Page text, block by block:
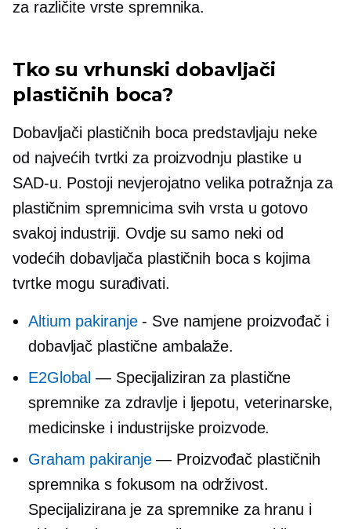
za različite vrste spremnika.
Tko su vrhunski dobavljači
plastičnih boca?
Dobavljači plastičnih boca predstavljaju neke
od najvećih tvrtki za proizvodnju plastike u
SAD-u. Postoji nevjerojatno velika potražnja za
plastičnim spremnicima svih vrsta u gotovo
svakoj industriji. Ovdje su samo neki od
vodećih dobavljača plastičnih boca s kojima
tvrtke mogu surađivati.
Altium pakiranje- Sve namjene proizvođač i
dobavljač plastične ambalaže.
E2Global — Specijaliziran za plastične
spremnike za zdravlje i ljepotu, veterinarske,
medicinske i industrijske proizvode.
Graham pakiranje— Proizvođač plastičnih
spremnika s fokusom na održivost.
Specijalizirana je za spremnike za hranu i